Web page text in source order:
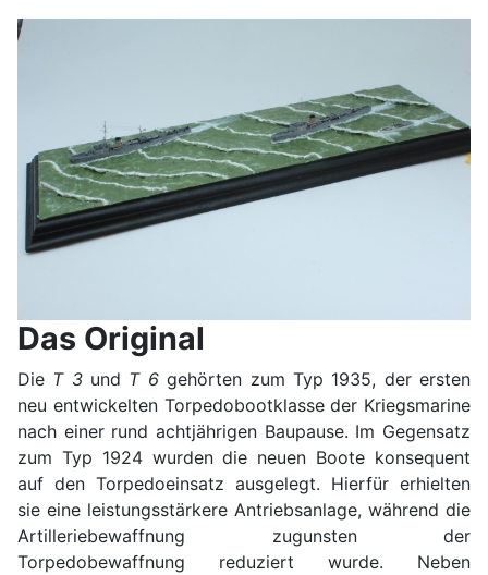
Das Original
Die T 3und T 6gehörten zum Typ 1935, der ersten
neu entwickelten Torpedobootklasse der Kriegsmarine
nach einer rund achtjährigen Baupause. Im Gegensatz
zum Typ 1924 wurden die neuen Boote konsequent
auf den Torpedoeinsatz ausgelegt. Hierfür erhielten
sie eine leistungsstärkere Antriebsanlage, während die
Artilleriebewaffnung zugunsten der
Torpedobewaffnung reduziert wurde. Neben